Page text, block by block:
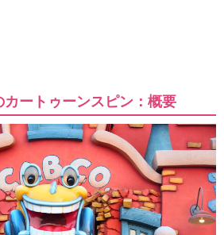
カートゥーンスピン：概要